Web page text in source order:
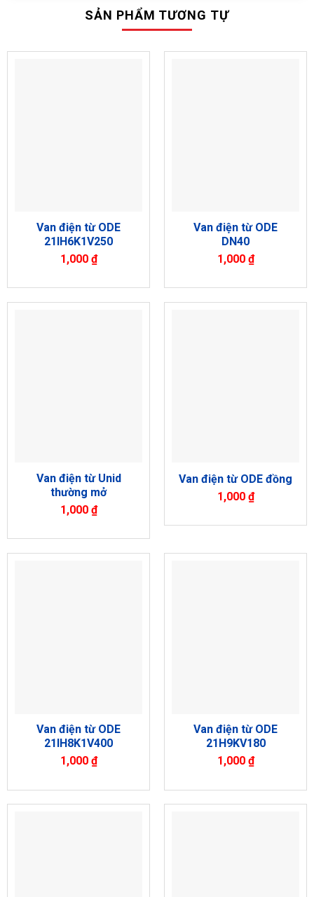
SẢN PHẨM TƯƠNG TỰ
Van điện từ ODE
21IH6K1V250
1,000 ₫
Van điện từ ODE
DN40
1,000 ₫
Van điện từ Unid
thường mở
1,000 ₫
Van điện từ ODE đồng
1,000 ₫
Van điện từ ODE
21IH8K1V400
1,000 ₫
Van điện từ ODE
21H9KV180
1,000 ₫